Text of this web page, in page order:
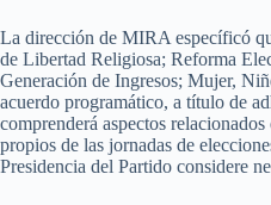
La dirección de MIRA específicó
de Libertad Religiosa; Reforma
Generación de Ingresos; Mujer,
acuerdo programático, a título de
comprenderá aspectos
propios de las jornadas de
Presidencia del Partido considere